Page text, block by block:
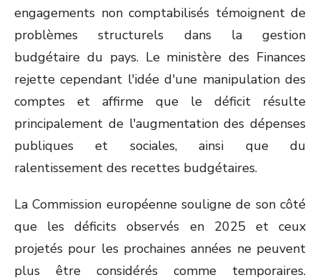
engagements non comptabilisés témoignent de
problèmes structurels dans la gestion
budgétaire du pays. Le ministère des Finances
rejette cependant l'idée d'une manipulation des
comptes et affirme que le déficit résulte
principalement de l'augmentation des dépenses
publiques et sociales, ainsi que du
ralentissement des recettes budgétaires.
La Commission européenne souligne de son côté
que les déficits observés en 2025 et ceux
projetés pour les prochaines années ne peuvent
plus être considérés comme temporaires.